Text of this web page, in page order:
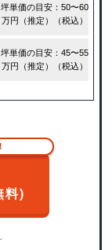
坪単価の目安：50〜60
万円（推定）（税込）
坪単価の目安：45〜55
万円（推定）（税込）
料)